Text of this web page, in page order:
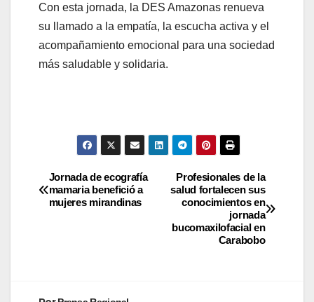
Con esta jornada, la DES Amazonas renueva
su llamado a la empatía, la escucha activa y el
acompañamiento emocional para una sociedad
más saludable y solidaria.
Profesionales de la
salud fortalecen sus
conocimientos en
jornada
bucomaxilofacial en
Carabobo
Jornada de ecografía
mamaria benefició a
mujeres mirandinas